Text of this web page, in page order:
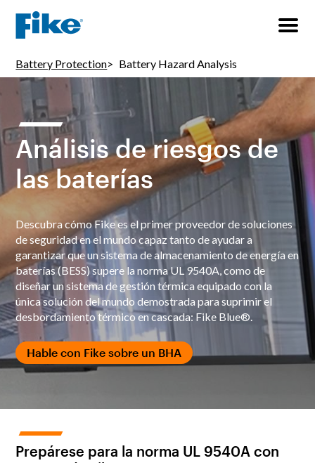
Battery Protection Battery Hazard Analysis
Análisis de riesgos de
las baterías
Descubra cómo Fike es el primer proveedor de soluciones
de seguridad en el mundo capaz tanto de ayudar a
garantizar que un sistema de almacenamiento de energía en
baterías (BESS) supere la norma UL 9540A, como de
diseñar un sistema de gestión térmica equipado con la
única solución del mundo demostrada para suprimir el
desbordamiento térmico en cascada: Fike Blue®.
Hable con Fike sobre un BHA
Prepárese para la norma UL 9540A con